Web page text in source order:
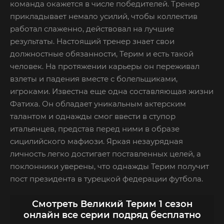
команда окажется в числе победителей. Тренер
прикладывает немало усилий, чтобы коллектив
работал слаженно, действовал на лучшие
результаты. Настоящий тренер знает свои
должностные обязанности, Терим и есть такой
человек. На протяжении карьеры он переживал
взлеты и падения вместе с болельщиками,
игроками. Известна еще одна составляющая жизни
Фатиха. Он обладает уникальным актерским
талантом и однажды смог ввести в ступор
итальянцев, представ перед ними в образе
сицилийского мафиози. Яркая незаурядная
личность легко достигает поставленных целей, а
поклонники уверены, что однажды Терим получит
пост президента в турецкой федерации футбола.
Смотреть Великий Терим 1 сезон
онлайн все серии подряд бесплатно